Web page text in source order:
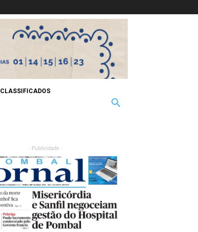
CLASSIFICADOS
- Publicidade -